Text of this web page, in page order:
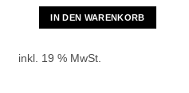
IN DEN WARENKORB
inkl. 19 % MwSt.